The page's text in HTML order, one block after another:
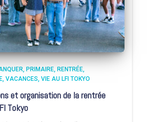
PRIMAIRE RENTRÉE
VACANCES VIE AU LFI TOKYO
et organisation de la rentrée
Tokyo